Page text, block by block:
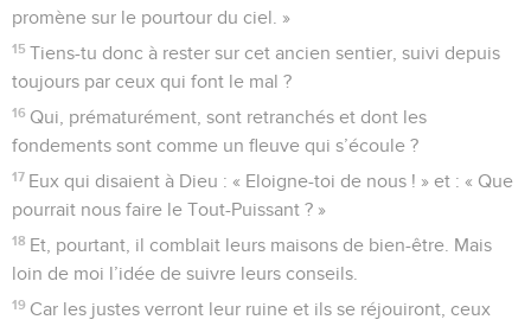
promène sur le pourtour du ciel. »
15 Tiens-tu donc à rester sur cet ancien sentier, suivi depuis
toujours par ceux qui font le mal ?
16 Qui, prématurément, sont retranchés et dont les
fondements sont comme un fleuve qui s’écoule ?
17 Eux qui disaient à Dieu : « Eloigne-toi de nous ! » et : « Que
pourrait nous faire le Tout-Puissant ? »
18 Et, pourtant, il comblait leurs maisons de bien-être. Mais
loin de moi l’idée de suivre leurs conseils.
19 Car les justes verront leur ruine et ils se réjouiront, ceux